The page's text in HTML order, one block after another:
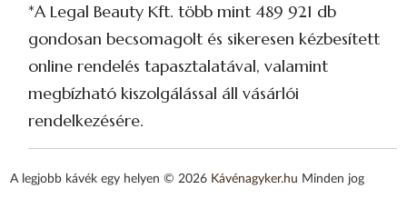
*A Legal Beauty Kft. több mint 489 921 db
gondosan becsomagolt és sikeresen kézbesített
online rendelés tapasztalatával, valamint
megbízható kiszolgálással áll vásárlói
rendelkezésére.
A legjobb kávék egy helyen © 2026 Kávénagyker.hu Minden jog